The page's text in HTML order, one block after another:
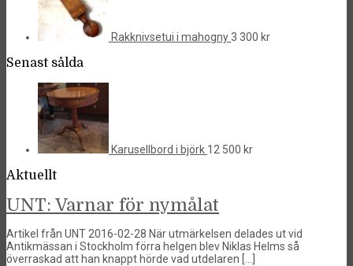
Rakknivsetui i mahogny3 300 kr
Senast sålda
Karusellbord i björk 12 500 kr
Aktuellt
UNT: Varnar för nymålat
Artikel från UNT 2016-02-28 När utmärkelsen delades ut vid
Antikmässan i Stockholm förra helgen blev Niklas Helms så
överraskad att han knappt hörde vad utdelaren […]